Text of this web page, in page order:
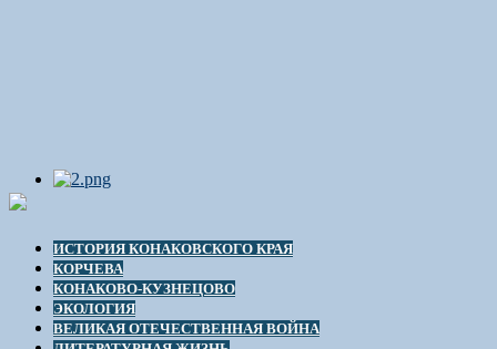
ИСТОРИЯ КОНАКОВСКОГО КРАЯ
КОРЧЕВА
КОНАКОВО-КУЗНЕЦОВО
ЭКОЛОГИЯ
ВЕЛИКАЯ ОТЕЧЕСТВЕННАЯ ВОЙНА